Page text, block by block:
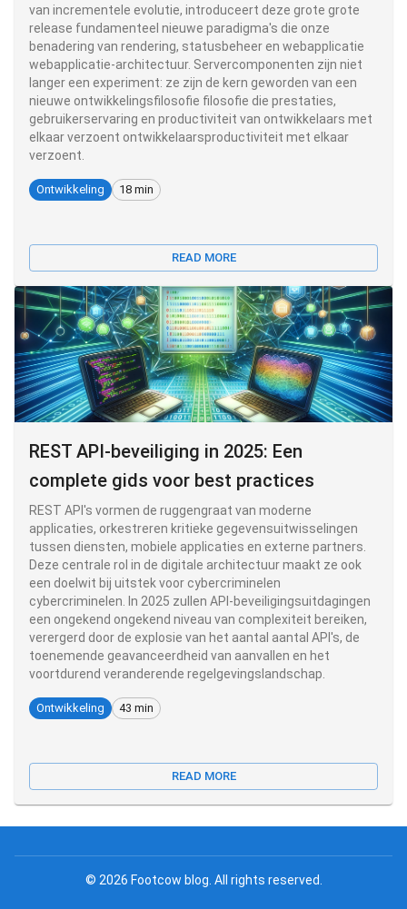
van incrementele evolutie, introduceert deze grote grote
release fundamenteel nieuwe paradigma's die onze
benadering van rendering, statusbeheer en webapplicatie
webapplicatie-architectuur. Servercomponenten zijn niet
langer een experiment: ze zijn de kern geworden van een
nieuwe ontwikkelingsfilosofie filosofie die prestaties,
gebruikerservaring en productiviteit van ontwikkelaars met
elkaar verzoent ontwikkelaarsproductiviteit met elkaar
verzoent.
Ontwikkeling 18 min
READ MORE
REST API-beveiliging in 2025: Een
complete gids voor best practices
REST API's vormen de ruggengraat van moderne
applicaties, orkestreren kritieke gegevensuitwisselingen
tussen diensten, mobiele applicaties en externe partners.
Deze centrale rol in de digitale architectuur maakt ze ook
een doelwit bij uitstek voor cybercriminelen
cybercriminelen. In 2025 zullen API-beveiligingsuitdagingen
een ongekend ongekend niveau van complexiteit bereiken,
verergerd door de explosie van het aantal aantal API's, de
toenemende geavanceerdheid van aanvallen en het
voortdurend veranderende regelgevingslandschap.
Ontwikkeling 43 min
READ MORE
© 2026 Footcow blog All rights reserved